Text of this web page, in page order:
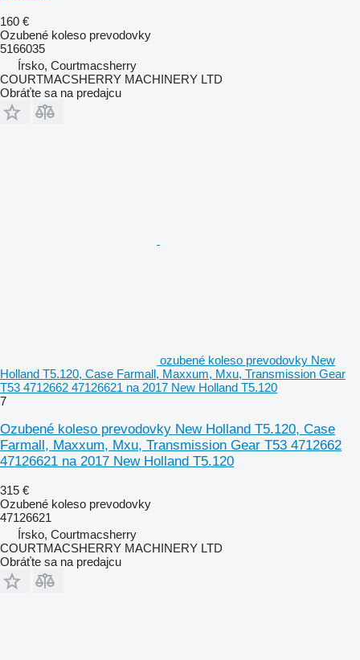
160 €
Ozubené koleso prevodovky
5166035
Írsko, Courtmacsherry
COURTMACSHERRY MACHINERY LTD
Obráťte sa na predajcu
ozubené koleso prevodovky New
Holland T5.120, Case Farmall, Maxxum, Mxu, Transmission Gear
T53 4712662 47126621 na 2017 New Holland T5.120
7
Ozubené koleso prevodovky New Holland T5.120, Case
Farmall, Maxxum, Mxu, Transmission Gear T53 4712662
47126621 na 2017 New Holland T5.120
315 €
Ozubené koleso prevodovky
47126621
Írsko, Courtmacsherry
COURTMACSHERRY MACHINERY LTD
Obráťte sa na predajcu